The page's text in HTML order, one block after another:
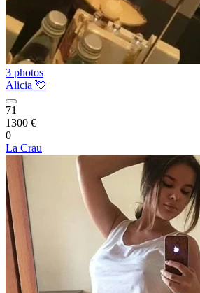
3 photos
Alicia 💘
71
1300 €
0
La Crau